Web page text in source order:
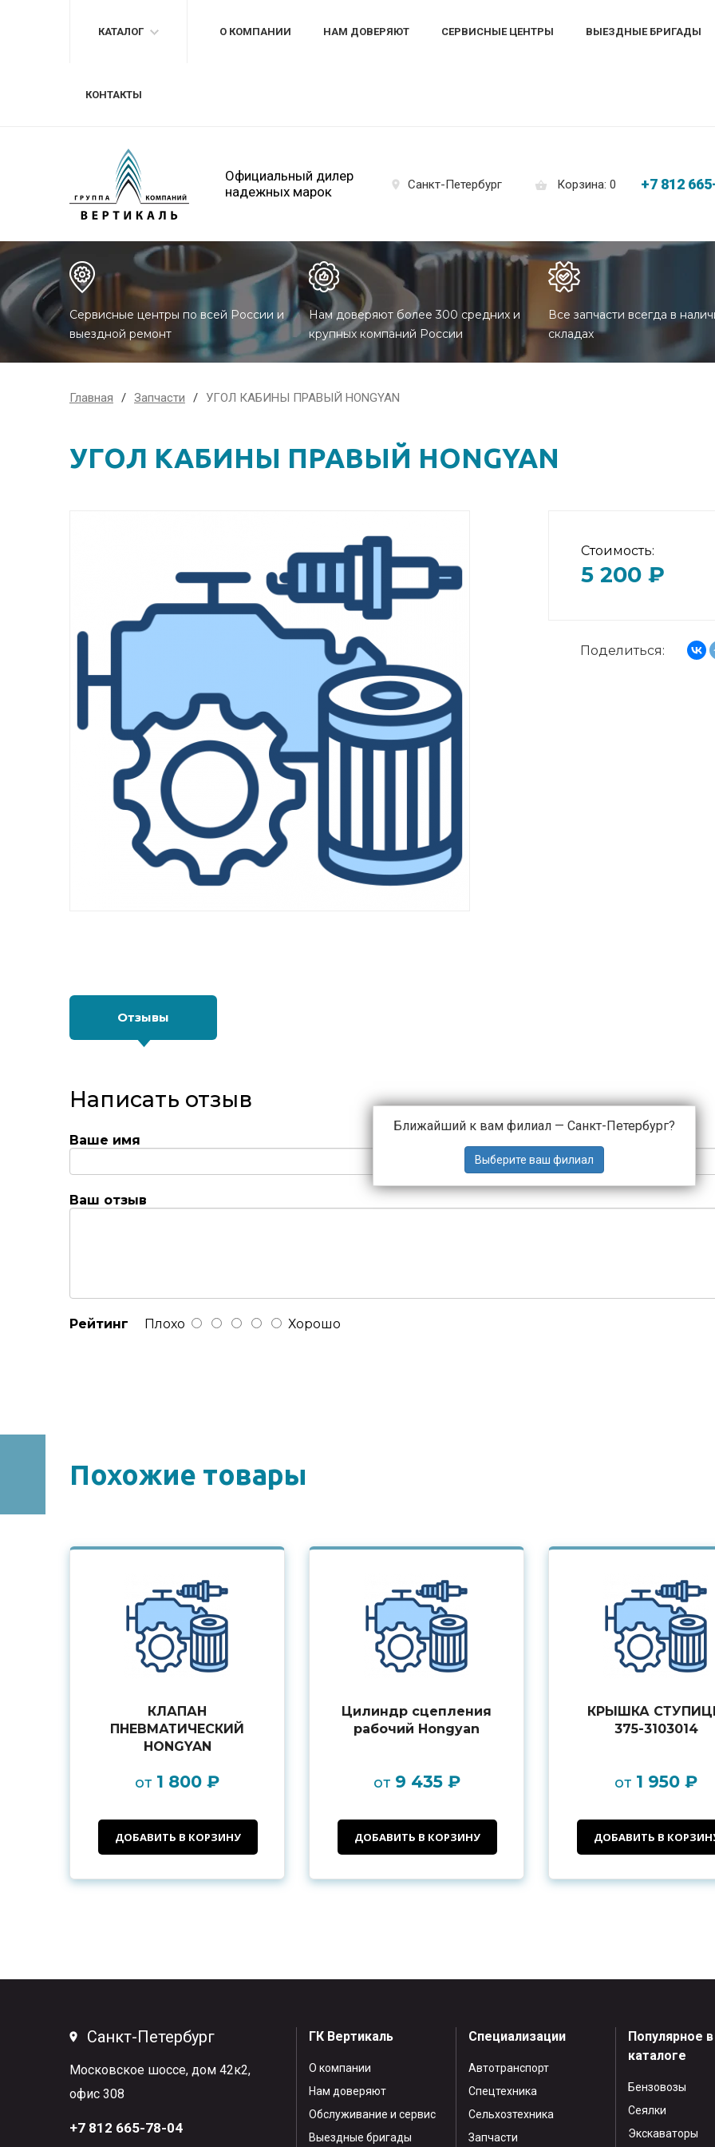
КАТАЛОГ О КОМПАНИИ НАМ ДОВЕРЯЮТ СЕРВИСНЫЕ ЦЕНТРЫ ВЫЕЗДНЫЕ БРИГАДЫ
КОНТАКТЫ
Официальный дилер
надежных марок
Санкт-Петербург
Ближайший к вам филиал — Санкт-Петербург?
Корзина: 0 +7 812
Сервисные центры по всей России и
выездной ремонт
Нам доверяют более 300 средних и
крупных компаний России
Все запчасти всегда в
складах
Главная Запчасти УГОЛ КАБИНЫ ПРАВЫЙ HONGYAN
УГОЛ КАБИНЫ ПРАВЫЙ HONGYAN
Стоимость:
5 200 ₽
Поделиться:
Отзывы
Написать отзыв
Ваше имя
Ваш отзыв
Рейтинг Плохо Хорошо
Похожие товары
КЛАПАН
ПНЕВМАТИЧЕСКИЙ
HONGYAN
от 1 800 ₽
ДОБАВИТЬ В КОРЗИНУ
Цилиндр сцепления
рабочий Hongyan
от 9 435 ₽
ДОБАВИТЬ В КОРЗИНУ
КРЫШКА
375-3103014
от 1 950 ₽
ДОБАВИТЬ В
Санкт-Петербург
Московское шоссе, дом 42к2,
офис 308
+7 812 665-78-04
ГК Вертикаль
О компании
Нам доверяют
Обслуживание и сервис
Выездные бригады
Специализации
Автотранспорт
Спецтехника
Сельхозтехника
Запчасти
Популярное в
каталоге
Бензовозы
Сеялки
Экскаваторы